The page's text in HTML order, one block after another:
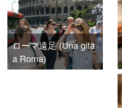
ローマ遠足 (Una gita
a Roma)